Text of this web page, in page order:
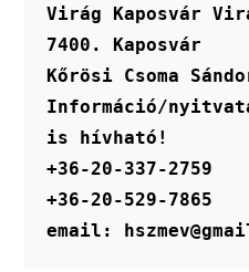
Virág Kaposvár
7400. Kaposvár
Kőrösi Csoma
Információ/
is hívható!
+36-20-337-2759
+36-20-529-7865
email: